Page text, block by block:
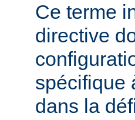
Ce terme
directive
spécifique
dans la